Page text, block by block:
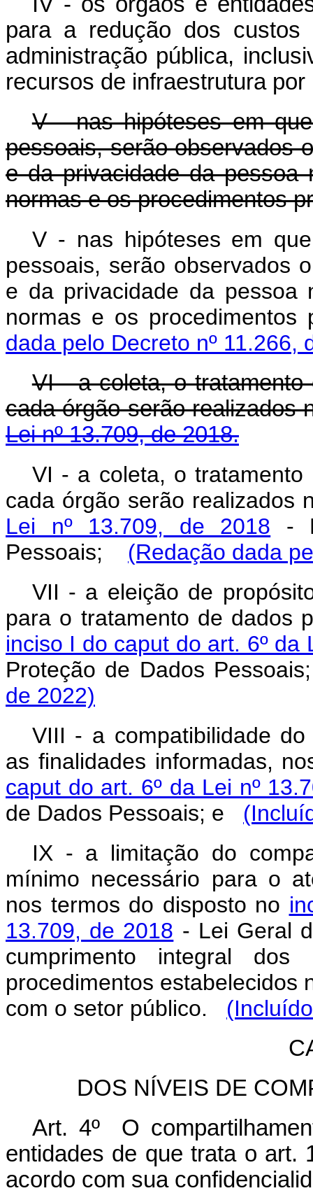
para a redução dos
administração pública,
recursos de infraestrutura
V - nas hipóteses em
pessoais, serão observados
e da privacidade da pessoa
normas e os procedimentos
V - nas hipóteses em
pessoais, serão observados
e da privacidade da pessoa
normas e os
dada pelo Decreto nº 11.266,
VI - a coleta, o
cada órgão serão realizados
Lei nº 13.709, de 2018.
VI - a coleta, o
cada órgão serão realizados
Lei nº 13.709, de 2018 -
Pessoais; (Redação dada
VII - a eleição de
para o tratamento de dados
inciso I do caput do art. 6º da
Proteção de Dados
de 2022)
VIII - a compatibilidade
as finalidades informadas,
caput do art. 6º da Lei nº
de Dados Pessoais; e
IX - a limitação do
mínimo necessário para o
nos termos do disposto no
13.709, de 2018 - Lei Geral
cumprimento integral
procedimentos estabelecidos
com o setor público.
DOS NÍVEIS DE
Art. 4º O
entidades de que trata o art.
acordo com sua